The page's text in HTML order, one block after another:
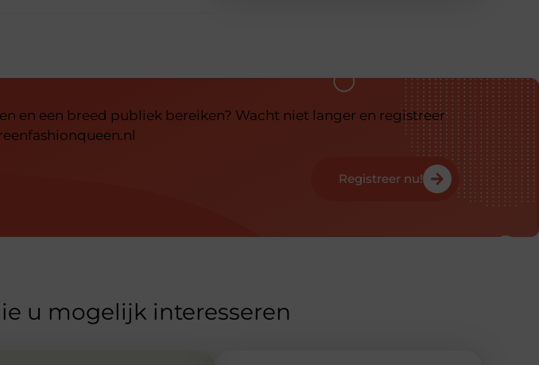
en een breed publiek bereiken? Wacht niet langer en registreer
Registreer nu!
u mogelijk interesseren